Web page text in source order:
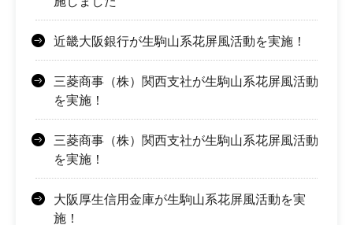
近畿大阪銀行が生駒山系花屏風活動を実施！
三菱商事（株）関西支社が生駒山系花屏風活動
を実施！
三菱商事（株）関西支社が生駒山系花屏風活動
を実施！
大阪厚生信用金庫が生駒山系花屏風活動を実
施！